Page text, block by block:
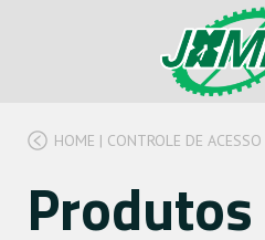
HOME | CONTROLE DE ACESSO
Produtos